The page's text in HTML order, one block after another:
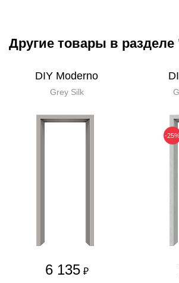
Другие товары в
DIY Moderno
Grey Silk
6 135 ₽
-